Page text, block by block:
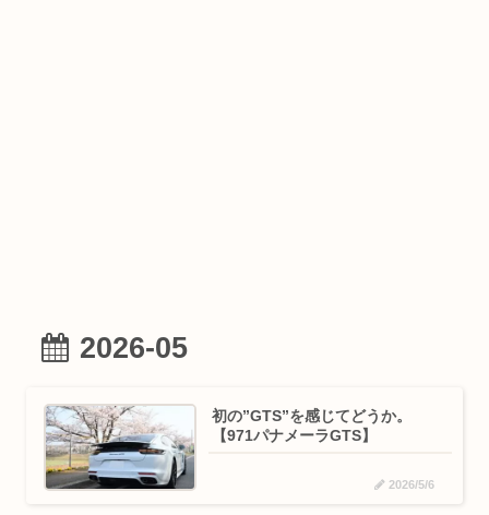
2026-05
初の”GTS”を感じてどうか。
【971パナメーラGTS】
2026/5/6